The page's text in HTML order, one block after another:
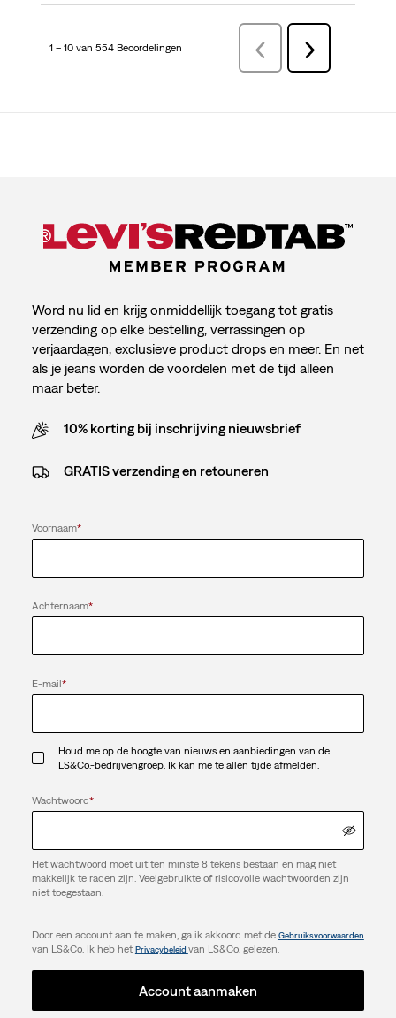
1 – 10 van 554 Beoordelingen VorigeBeoordelingen
Volgende
Beoordelingen
Word nu lid en krijg onmiddellijk toegang tot gratis
verzending op elke bestelling, verrassingen op
verjaardagen, exclusieve product drops en meer. En net
als je jeans worden de voordelen met de tijd alleen
maar beter.
10% korting bij inschrijving nieuwsbrief
GRATIS verzending en retouneren
Voornaam*
Achternaam*
E-mail*
Houd me op de hoogte van nieuws en aanbiedingen van de
LS&Co.-bedrijvengroep. Ik kan me te allen tijde afmelden.
Wachtwoord*
Het wachtwoord moet uit ten minste 8 tekens bestaan en mag niet
makkelijk te raden zijn. Veelgebruikte of risicovolle wachtwoorden zijn
niet toegestaan.
Door een account aan te maken, ga ik akkoord met de Gebruiksvoorwaarden
van LS&Co. Ik heb hetPrivacybeleid van LS&Co. gelezen.
Account aanmaken